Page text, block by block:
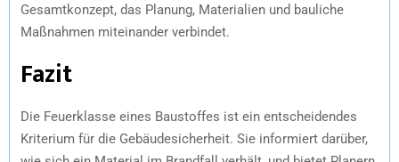
Gesamtkonzept, das Planung, Materialien und bauliche
Maßnahmen miteinander verbindet.
Fazit
Die Feuerklasse eines Baustoffes ist ein entscheidendes
Kriterium für die Gebäudesicherheit. Sie informiert darüber,